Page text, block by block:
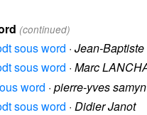
(continued)
sous word · Jean-Baptiste
sous word · Marc
word · pierre-yves samyn
sous word · Didier Janot